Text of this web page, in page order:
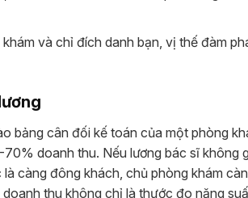
và chỉ đích danh bạn, vị thế đàm
bảng cân đối kế toán của một phòng
doanh thu. Nếu lương bác sĩ không
càng đông khách, chủ phòng khám
thu không chỉ là thước đo năng